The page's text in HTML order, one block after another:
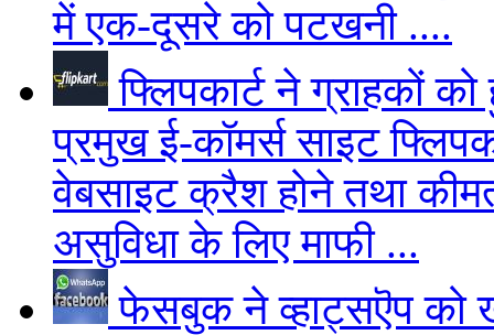
में एक-दूसरे को पटखनी ....
फ्लिपकार्ट ने ग्राहकों
प्रमुख ई-कॉमर्स साइट
वेबसाइट क्रैश होने तथा
असुविधा के लिए माफी ...
फेसबुक ने व्हाट्सऎप को